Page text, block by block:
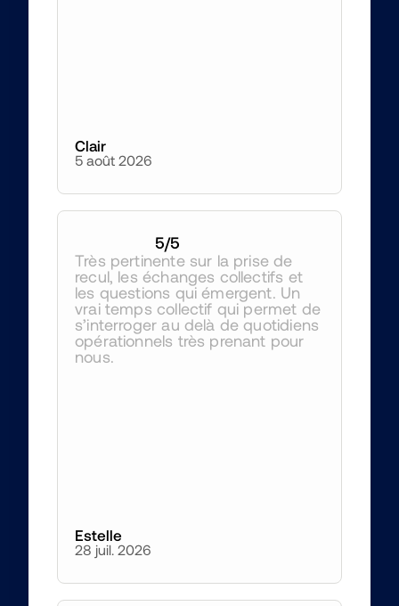
Clair
5 août 2026
5/5
Très pertinente sur la prise de
recul, les échanges collectifs et
les questions qui émergent. Un
vrai temps collectif qui permet de
s’interroger au delà de quotidiens
opérationnels très prenant pour
nous.
Estelle
28 juil. 2026